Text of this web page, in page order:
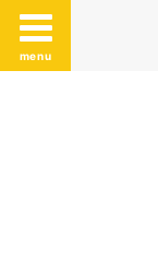
menu